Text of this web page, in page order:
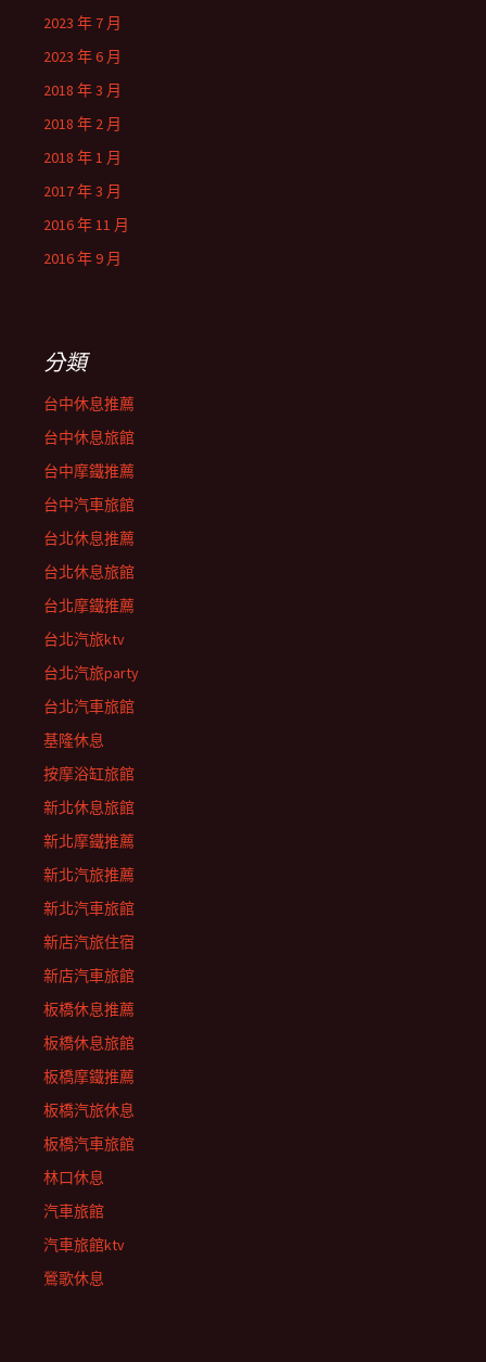
2023 年 7 月
2023 年 6 月
2018 年 3 月
2018 年 2 月
2018 年 1 月
2017 年 3 月
2016 年 11 月
2016 年 9 月
分類
台中休息推薦
台中休息旅館
台中摩鐵推薦
台中汽車旅館
台北休息推薦
台北休息旅館
台北摩鐵推薦
台北汽旅ktv
台北汽旅party
台北汽車旅館
基隆休息
按摩浴缸旅館
新北休息旅館
新北摩鐵推薦
新北汽旅推薦
新北汽車旅館
新店汽旅住宿
新店汽車旅館
板橋休息推薦
板橋休息旅館
板橋摩鐵推薦
板橋汽旅休息
板橋汽車旅館
林口休息
汽車旅館
汽車旅館ktv
鶯歌休息